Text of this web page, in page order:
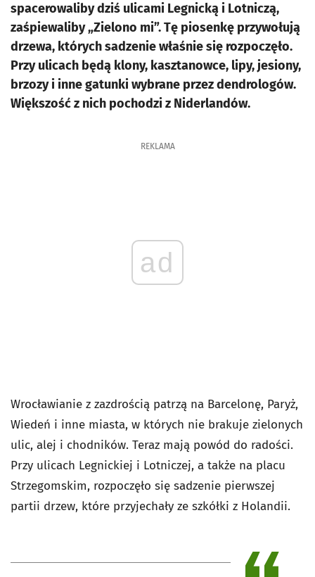
spacerowaliby dziś ulicami Legnicką i Lotniczą,
zaśpiewaliby „Zielono mi”. Tę piosenkę przywołują
drzewa, których sadzenie właśnie się rozpoczęło.
Przy ulicach będą klony, kasztanowce, lipy, jesiony,
brzozy i inne gatunki wybrane przez dendrologów.
Większość z nich pochodzi z Niderlandów.
REKLAMA
ad
Wrocławianie z zazdrością patrzą na Barcelonę, Paryż,
Wiedeń i inne miasta, w których nie brakuje zielonych
ulic, alej i chodników. Teraz mają powód do radości.
Przy ulicach Legnickiej i Lotniczej, a także na placu
Strzegomskim, rozpoczęło się sadzenie pierwszej
partii drzew, które przyjechały ze szkółki z Holandii.